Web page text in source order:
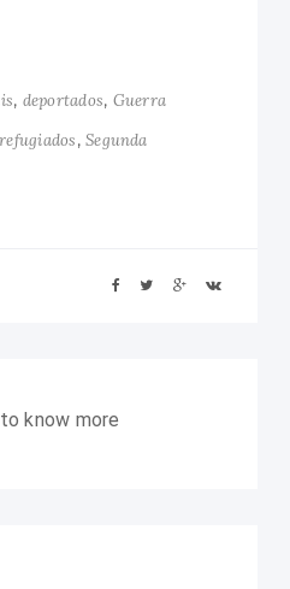
, deportados, Guerra
refugiados,Segunda
to know more